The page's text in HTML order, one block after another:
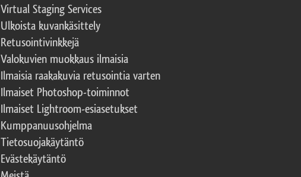
Virtual Staging Services
Ulkoista kuvankäsittely
Retusointivinkkejä
Valokuvien muokkaus ilmaisia
Ilmaisia raakakuvia retusointia varten
Ilmaiset Photoshop-toiminnot
Ilmaiset Lightroom-esiasetukset
Kumppanuusohjelma
Tietosuojakäytäntö
Evästekäytäntö